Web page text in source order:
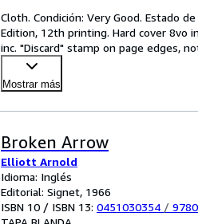
Cloth. Condición: Very Good. Estado
Edition, 12th printing. Hard cover 8vo
inc. "Discard" stamp on page edges,
Mostrar más
Broken Arrow
Elliott Arnold
Idioma: Inglés
Editorial: Signet, 1966
ISBN 10 / ISBN 13: 0451030354 /